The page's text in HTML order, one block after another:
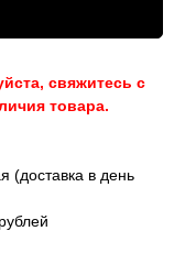
свяжитесь с
товара.
(доставка в день